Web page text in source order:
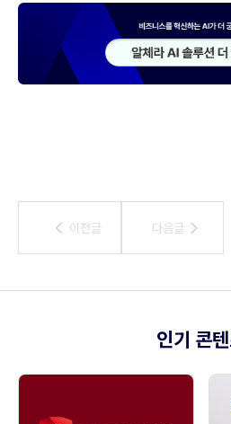
이전글
이전글 다음글
다음글
인기 콘